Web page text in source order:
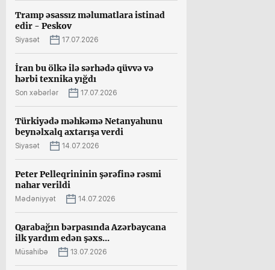
Tramp əsassız məlumatlara istinad
edir - Peskov
Siyasət 17.07.2026
İran bu ölkə ilə sərhədə qüvvə və
hərbi texnika yığdı
Son xəbərlər 17.07.2026
Türkiyədə məhkəmə Netanyahunu
beynəlxalq axtarışa verdi
Siyasət 14.07.2026
Peter Pelleqrininin şərəfinə rəsmi
nahar verildi
Mədəniyyət 14.07.2026
Qarabağın bərpasında Azərbaycana
ilk yardım edən şəxs...
Müsahibə 13.07.2026